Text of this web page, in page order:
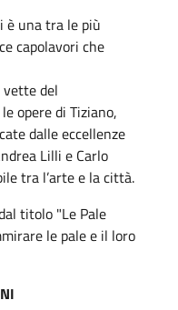
è una tra le più
capolavori che
vette del
opere di Tiziano,
dalle eccellenze
Lilli e Carlo
tra l’arte e la città.
titolo "Le Pale
le pale e il loro